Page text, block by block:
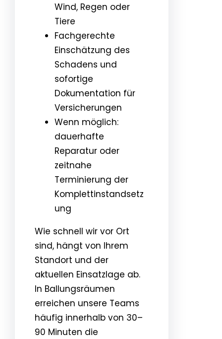
Wind, Regen oder
Tiere
Fachgerechte
Einschätzung des
Schadens und
sofortige
Dokumentation für
Versicherungen
Wenn möglich:
dauerhafte
Reparatur oder
zeitnahe
Terminierung der
Komplettinstandsetz
ung
Wie schnell wir vor Ort
sind, hängt von Ihrem
Standort und der
aktuellen Einsatzlage ab.
In Ballungsräumen
erreichen unsere Teams
häufig innerhalb von 30–
90 Minuten die